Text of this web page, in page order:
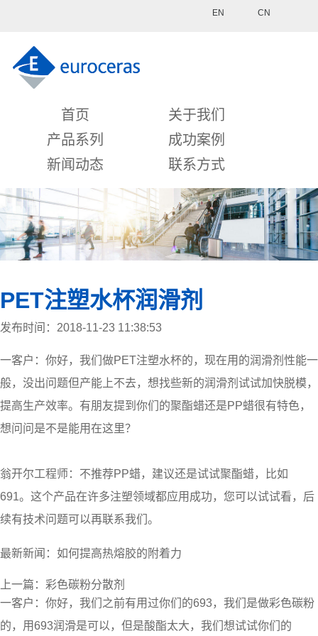
CN
EN
首页
关于我们
产品系列
成功案例
新闻动态
联系方式
PET注塑水杯润滑剂
发布时间：2018-11-23 11:38:53
一客户：你好，我们做PET注塑水杯的，现在用的润滑剂性能一
般，没出问题但产能上不去，想找些新的润滑剂试试加快脱模，
提高生产效率。有朋友提到你们的聚酯蜡还是PP蜡很有特色，
想问问是不是能用在这里？
翁开尔工程师：不推荐PP蜡，建议还是试试聚酯蜡，比如
691。这个产品在许多注塑领域都应用成功，您可以试试看，后
续有技术问题可以再联系我们。
最新新闻： 如何提高热熔胶的附着力
上一篇： 彩色碳粉分散剂
一客户：你好，我们之前有用过你们的693，我们是做彩色碳粉
的，用693润滑是可以，但是酸酯太大，我们想试试你们的